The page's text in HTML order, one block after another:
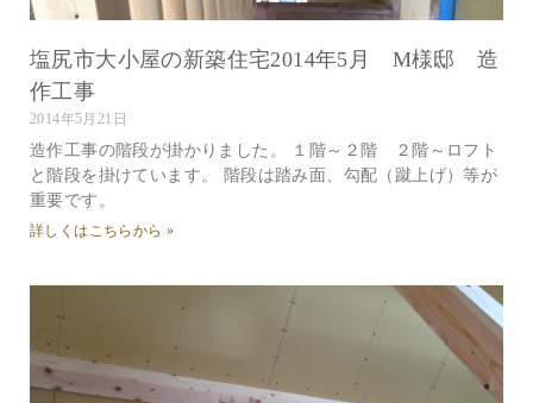
塩尻市大小屋の新築住宅2014年5月 M様邸 造
作工事
2014年5月21日
造作工事の階段が掛かりました。 １階～２階 ２階～ロフト
と階段を掛けています。 階段は踏み面、勾配（蹴上げ）等が
重要です。
詳しくはこちらから »